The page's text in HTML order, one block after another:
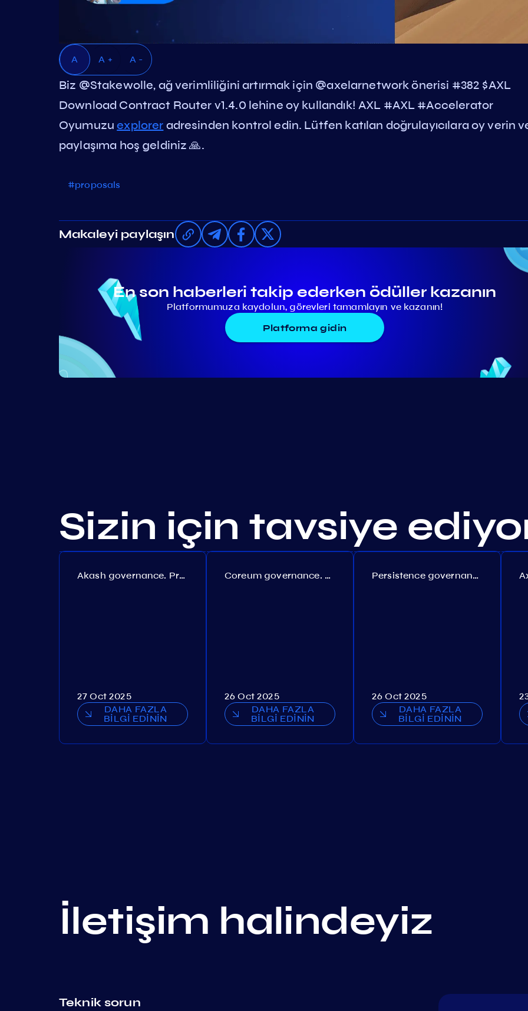
A A + A -
Biz @Stakewolle, ağ verimliliğini artırmak için @axelarnetwork önerisi #382 $AXL
Download Contract Router v1.4.0 lehine oy kullandık! AXL #AXL #Accelerator
Oyumuzuexplorer adresinden kontrol edin. Lütfen katılan doğrulayıcılara oy verin
paylaşıma hoş geldiniz 🙏.
#proposals
Makaleyi paylaşın
En son haberleri takip ederken ödüller kazanın
Platformumuza kaydolun, görevleri tamamlayın ve kazanın!
Platforma gidin
Sizin için tavsiye
Akash governance. Proposal №308
27 Oct 2025
DAHA FAZLA
BİLGİ EDİNİN
Coreum governance. Proposal №22
26 Oct 2025
DAHA FAZLA
BİLGİ EDİNİN
Persistence governance. Proposal №150
26 Oct 2025
DAHA FAZLA
BİLGİ EDİNİN
İletişim halindeyiz
Teknik sorun